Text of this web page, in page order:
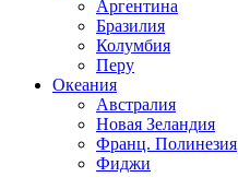
Аргентина
Бразилия
Колумбия
Перу
Океания
Австралия
Новая Зеландия
Франц. Полинезия
Фиджи